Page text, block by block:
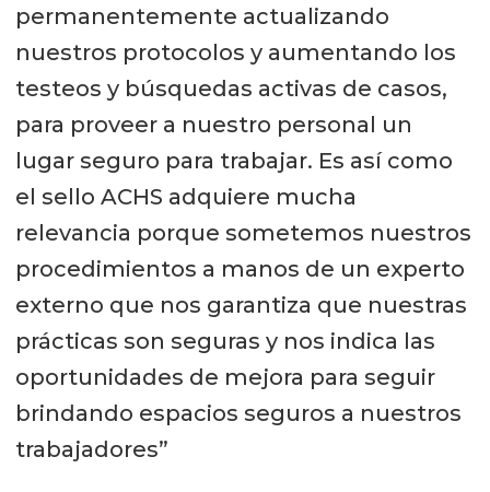
permanentemente actualizando
nuestros protocolos y aumentando los
testeos y búsquedas activas de casos,
para proveer a nuestro personal un
lugar seguro para trabajar. Es así como
el sello ACHS adquiere mucha
relevancia porque sometemos nuestros
procedimientos a manos de un experto
externo que nos garantiza que nuestras
prácticas son seguras y nos indica las
oportunidades de mejora para seguir
brindando espacios seguros a nuestros
trabajadores”